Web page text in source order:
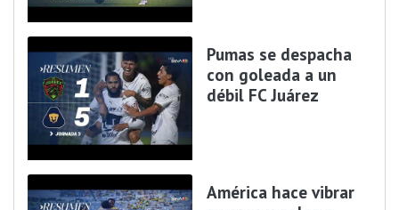
Pumas se despacha
con goleada a un
débil FC Juárez
América hace vibrar